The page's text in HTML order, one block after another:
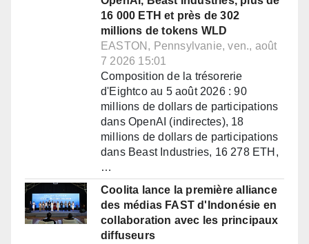
16 000 ETH et près de 302
millions de tokens WLD
EASTON, Pennsylvanie, ven., août
7 2026 15:01
Composition de la trésorerie
d'Eightco au 5 août 2026 : 90
millions de dollars de participations
dans OpenAI (indirectes), 18
millions de dollars de participations
dans Beast Industries, 16 278 ETH,
…
Coolita lance la première alliance
des médias FAST d'Indonésie en
collaboration avec les principaux
diffuseurs